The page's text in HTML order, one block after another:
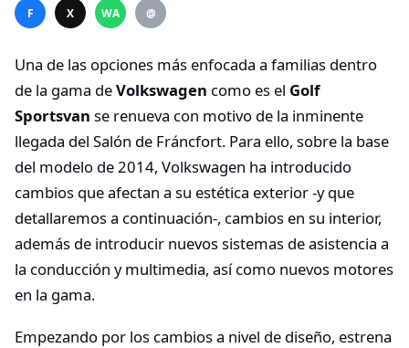
F X WA @
Una de las opciones más enfocada a familias dentro
de la gama deVolkswagen como es el Golf
Sportsvan se renueva con motivo de la inminente
llegada del Salón de Fráncfort. Para ello, sobre la base
del modelo de 2014, Volkswagen ha introducido
cambios que afectan a su estética exterior -y que
detallaremos a continuación-, cambios en su interior,
además de introducir nuevos sistemas de asistencia a
la conducción y multimedia, así como nuevos motores
en la gama.
Empezando por los cambios a nivel de diseño, estrena